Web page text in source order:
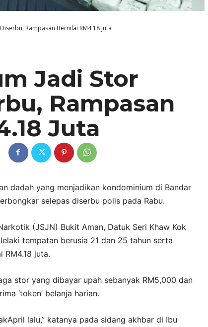
Rampasan Bernilai RM4.18 Juta
Jadi Stor
Rampasan
Juta
dadah yang menjadikan kondominium di Bandar
selepas diserbu polis pada Rabu.
(JSJN) Bukit Aman, Datuk Seri Khaw Kok
tempatan berusia 21 dan 25 tahun serta
RM4.18 juta.
stor yang dibayar upah sebanyak RM5,000 dan
‘token’ belanja harian.
April lalu,” katanya pada sidang akhbar di Ibu